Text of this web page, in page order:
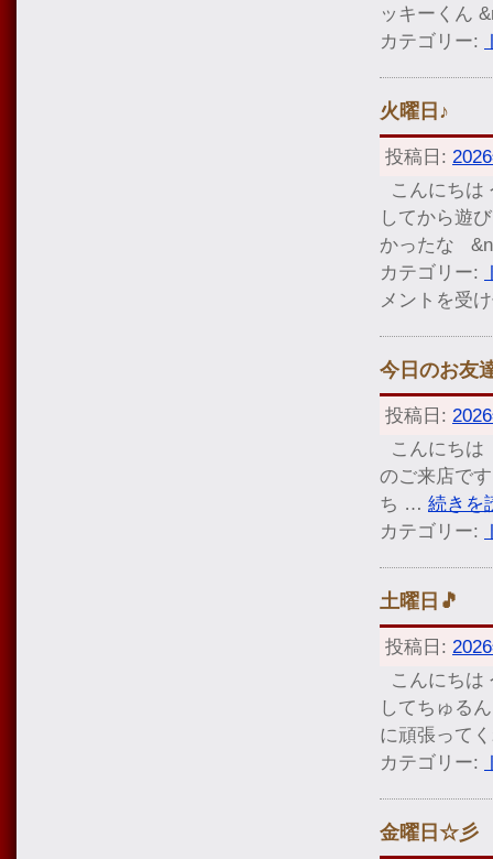
ッキーくん
カテゴリー:
火曜日♪
投稿日:
こんにち
してから遊
かったな
カテゴリー:
メントを受
今日のお友
投稿日:
こんにち
のご来店で
ち … 続きを
カテゴリー:
土曜日🎵
投稿日:
こんにち
してちゅる
に頑張って
カテゴリー:
金曜日☆彡